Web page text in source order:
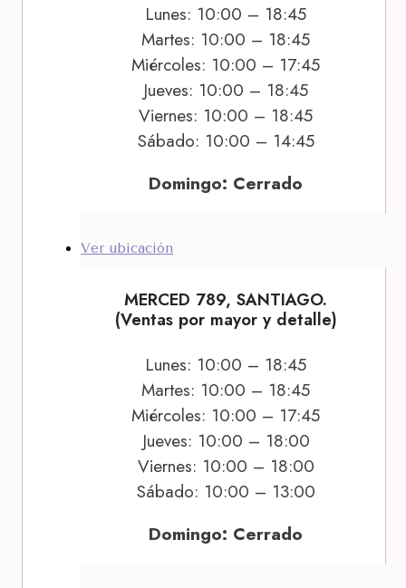
Lunes: 10:00 – 18:45
Martes: 10:00 – 18:45
Miércoles: 10:00 – 17:45
Jueves: 10:00 – 18:45
Viernes: 10:00 – 18:45
Sábado: 10:00 – 14:45
Domingo: Cerrado
Ver ubicación
MERCED 789, SANTIAGO.
(Ventas por mayor y detalle)
Lunes: 10:00 – 18:45
Martes: 10:00 – 18:45
Miércoles: 10:00 – 17:45
Jueves: 10:00 – 18:00
Viernes: 10:00 – 18:00
Sábado: 10:00 – 13:00
Domingo: Cerrado